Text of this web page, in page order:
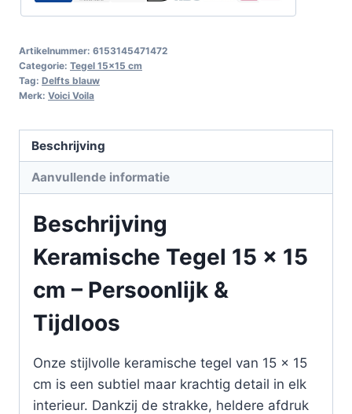
Artikelnummer: 6153145471472
Categorie: Tegel 15x15 cm
Tag: Delfts blauw
Merk: Voici Voila
Beschrijving
Aanvullende informatie
Beschrijving
Keramische Tegel 15 x 15
cm – Persoonlijk &
Tijdloos
Onze stijlvolle keramische tegel van 15 x 15
cm is een subtiel maar krachtig detail in elk
interieur. Dankzij de strakke, heldere afdruk